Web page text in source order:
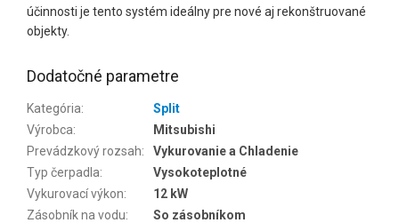
účinnosti je tento systém ideálny pre nové aj rekonštruované
objekty.
Dodatočné parametre
Kategória:
Split
Výrobca:
Mitsubishi
Prevádzkový rozsah:
Vykurovanie a Chladenie
Typ čerpadla:
Vysokoteplotné
Vykurovací výkon:
12 kW
Zásobník na vodu:
So zásobníkom